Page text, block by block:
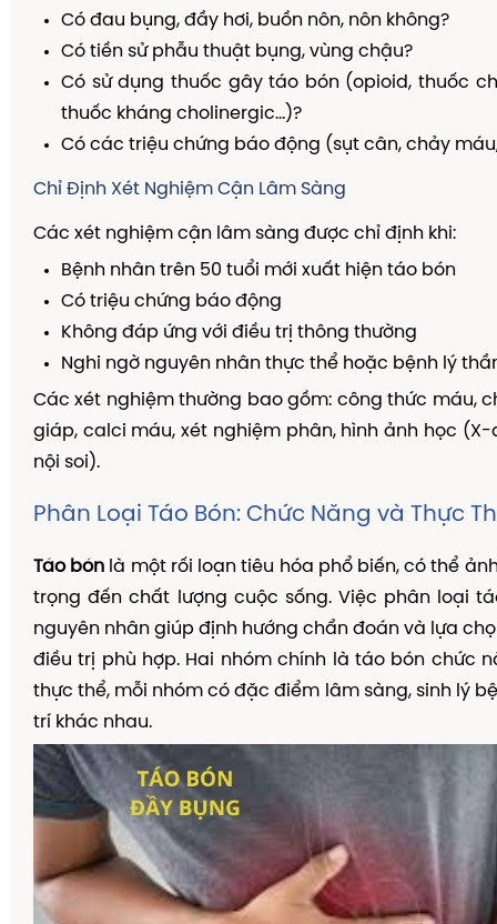
Có đau bụng, đầy hơi, buồn nôn, nôn không?
Có tiền sử phẫu thuật bụng, vùng chậu?
Có sử dụng thuốc gây táo bón (opioid, thuốc
thuốc kháng cholinergic...)?
Có các triệu chứng báo động (sụt cân, chảy
Chỉ Định Xét Nghiệm Cận Lâm Sàng
Các xét nghiệm cận lâm sàng được chỉ định khi:
Bệnh nhân trên 50 tuổi mới xuất hiện táo bón
Có triệu chứng báo động
Không đáp ứng với điều trị thông thường
Nghi ngờ nguyên nhân thực thể hoặc bệnh lý
Các xét nghiệm thường bao gồm: công thức máu,
giáp, calci máu, xét nghiệm phân, hình ảnh học (X-
nội soi).
Phân Loại Táo Bón: Chức Năng và Thực
Táo bón là một rối loạn tiêu hóa phổ biến, có thể
trọng đến chất lượng cuộc sống. Việc phân loại
nguyên nhân giúp định hướng chẩn đoán và lựa
điều trị phù hợp. Hai nhóm chính là táo bón chức
thực thể, mỗi nhóm có đặc điểm lâm sàng, sinh lý
trí khác nhau.